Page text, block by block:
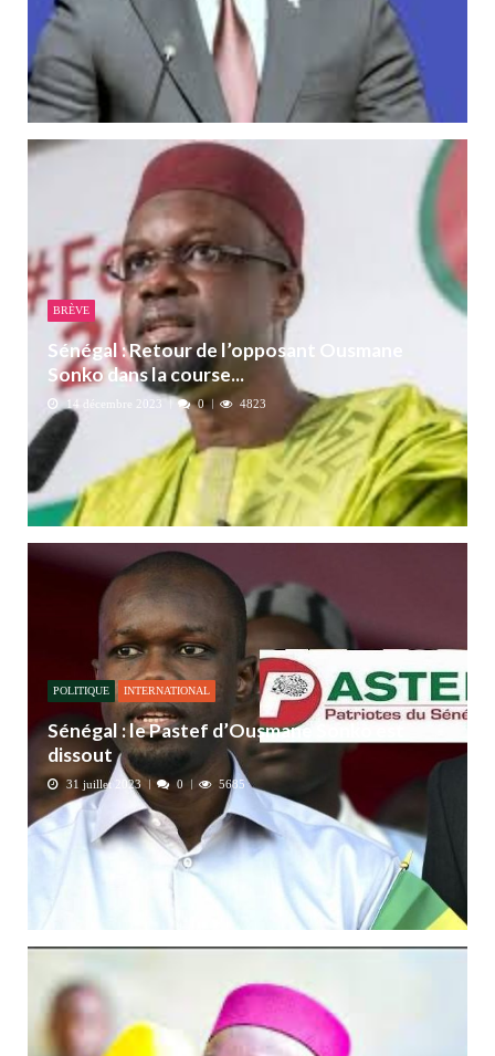
BRÈVE
Sénégal : Retour de l’opposant Ousmane
Sonko dans la course...
14 décembre 2023 0 4823
POLITIQUE INTERNATIONAL
Sénégal : le Pastef d’Ousmane Sonko est
dissout
31 juillet 2023 0 5685